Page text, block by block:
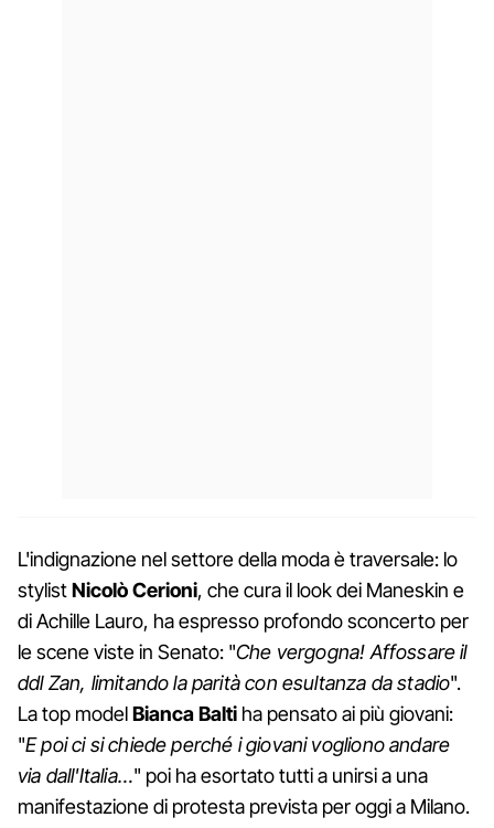
L'indignazione nel settore della moda è traversale: lo
stylistNicolò Cerioni, che cura il look dei Maneskin e
di Achille Lauro, ha espresso profondo sconcerto per
le scene viste in Senato: "Che vergogna! Affossare il
ddl Zan, limitando la parità con esultanza da stadio".
La top modelBianca Balti ha pensato ai più giovani:
"E poi ci si chiede perché i giovani vogliono andare
via dall'Italia…" poi ha esortato tutti a unirsi a una
manifestazione di protesta prevista per oggi a Milano.